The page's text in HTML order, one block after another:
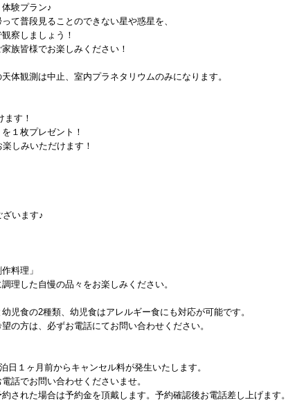
験プラン♪
て普段見ることのできない星や惑星を、
察しましょう！
族皆様でお楽しみください！
体観測は中止、室内プラネタリウムのみになります。
す！
１枚プレゼント！
しみいただけます！
います♪
料理」
理した自慢の品々をお楽しみください。
児食の2種類、幼児食はアレルギー食にも対応が可能です。
の方は、必ずお電話にてお問い合わせください。
日１ヶ月前からキャンセル料が発生いたします。
話でお問い合わせくださいませ。
された場合は予約金を頂戴します。予約確認後お電話差し上げます。